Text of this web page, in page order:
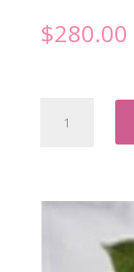
$280.00
NAVIDEÑO